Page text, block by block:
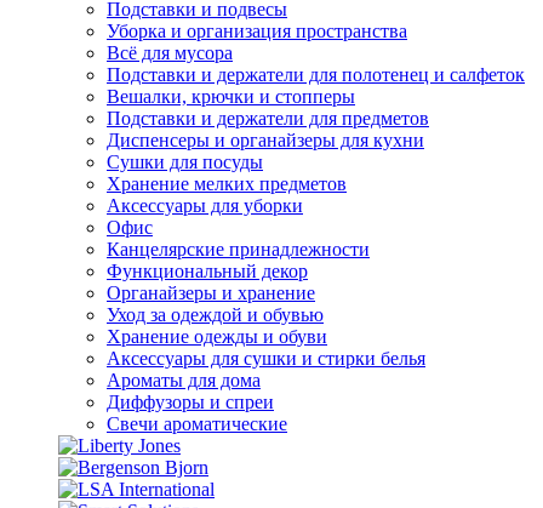
Подставки и подвесы
Уборка и организация пространства
Всё для мусора
Подставки и держатели для полотенец и салфеток
Вешалки, крючки и стопперы
Подставки и держатели для предметов
Диспенсеры и органайзеры для кухни
Сушки для посуды
Хранение мелких предметов
Аксессуары для уборки
Офис
Канцелярские принадлежности
Функциональный декор
Органайзеры и хранение
Уход за одеждой и обувью
Хранение одежды и обуви
Аксессуары для сушки и стирки белья
Ароматы для дома
Диффузоры и спреи
Свечи ароматические